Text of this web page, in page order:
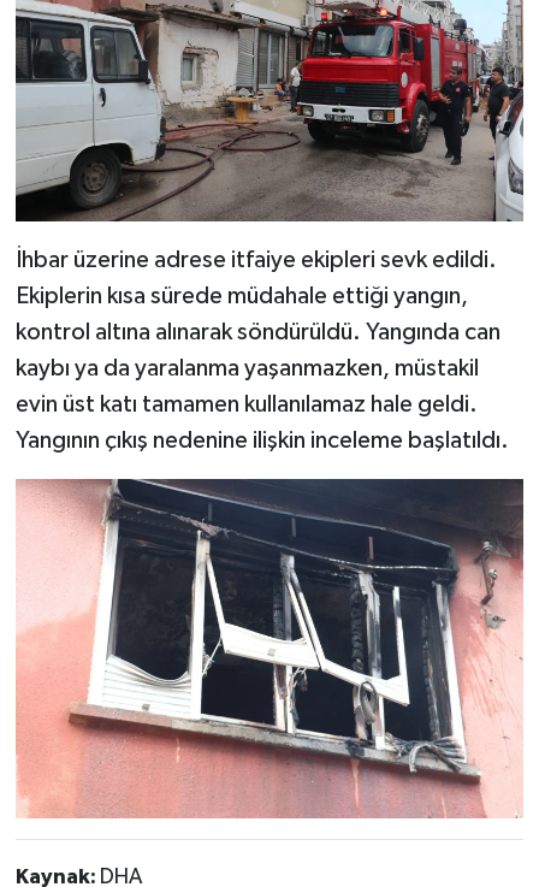
İhbar üzerine adrese itfaiye ekipleri sevk edildi.
Ekiplerin kısa sürede müdahale ettiği yangın,
kontrol altına alınarak söndürüldü. Yangında can
kaybı ya da yaralanma yaşanmazken, müstakil
evin üst katı tamamen kullanılamaz hale geldi.
Yangının çıkış nedenine ilişkin inceleme başlatıldı.
Kaynak: DHA